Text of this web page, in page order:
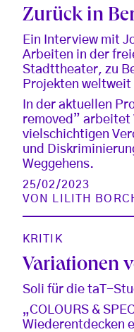
Zurück in
Ein Interview mit
Arbeiten in der
Stadttheater, zu
Projekten weltweit
In der aktuellen
removed” arbeitet
vielschichtigen
und
Weggehens.
25/02/2023
VON
LILITH
KRITIK
Variationen
Soli für die taT-
„COLOURS &
Wiederentdecken